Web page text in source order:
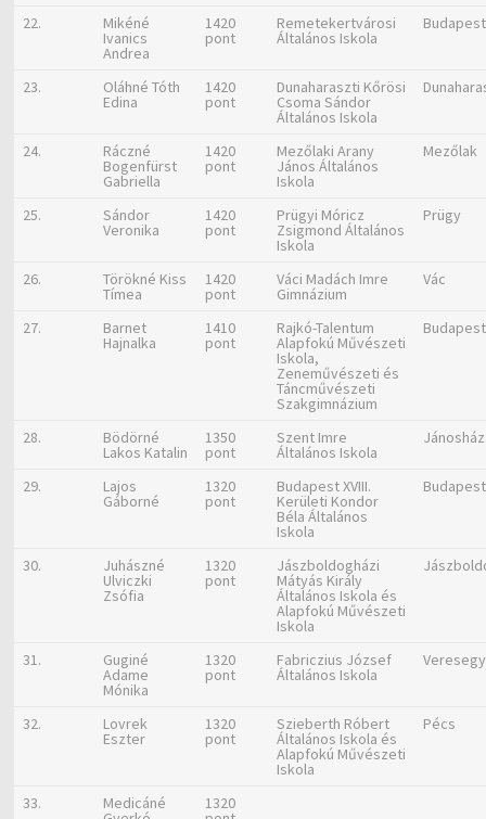
22. Mikéné
Ivanics
Andrea
1420
pont
Remetekertvárosi
Általános Iskola
Budapest
23. Oláhné Tóth
Edina
1420
pont
Dunaharaszti Kőrösi
Csoma Sándor
Általános Iskola
24. Ráczné
Bogenfürst
Gabriella
1420
pont
Mezőlaki Arany
János Általános
Iskola
Mezőlak
25. Sándor
Veronika
1420
pont
Prügyi Móricz
Zsigmond Általános
Iskola
Prügy
26. Törökné Kiss
Tímea
1420
pont
Váci Madách Imre
Gimnázium
Vác
27. Barnet
Hajnalka
1410
pont
Rajkó-Talentum
Alapfokú Művészeti
Iskola,
Zeneművészeti és
Táncművészeti
Szakgimnázium
Budapest
28. Bödörné
Lakos Katalin
1350
pont
Szent Imre
Általános Iskola
29. Lajos
Gáborné
1320
pont
Budapest XVIII.
Kerületi Kondor
Béla Általános
Iskola
Budapest
30. Juhászné
Ulviczki
Zsófia
1320
pont
Jászboldogházi
Mátyás Király
Általános Iskola és
Alapfokú Művészeti
Iskola
31. Guginé
Adame
Mónika
1320
pont
Fabriczius József
Általános Iskola
32. Lovrek
Eszter
1320
pont
Szieberth Róbert
Általános Iskola és
Alapfokú Művészeti
Iskola
Pécs
33. Medicáné 1320